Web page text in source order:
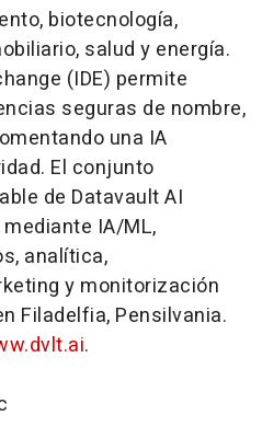
biotecnología,
salud y energía.
(IDE) permite
seguras de nombre,
una IA
El conjunto
de Datavault AI
IA/ML,
analítica,
y monitorización
Filadelfia, Pensilvania.
.